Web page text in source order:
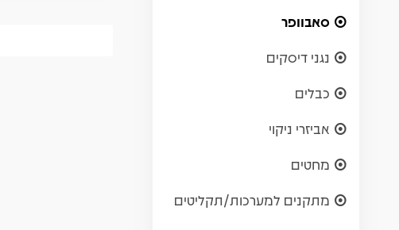
סאבוופר
נגני דיסקים
כבלים
אביזרי ניקוי
מחטים
מתקנים למערכות/תקליטים